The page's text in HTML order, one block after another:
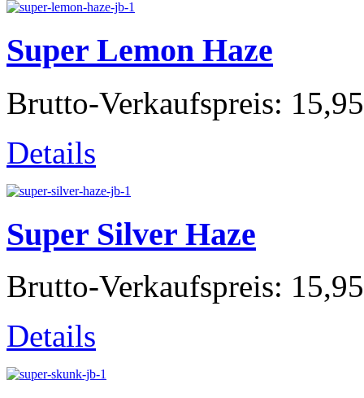
Super Lemon Haze
Brutto-Verkaufspreis:
Details
Super Silver Haze
Brutto-Verkaufspreis:
Details